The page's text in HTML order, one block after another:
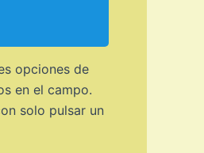
opciones de
en el campo.
solo pulsar un